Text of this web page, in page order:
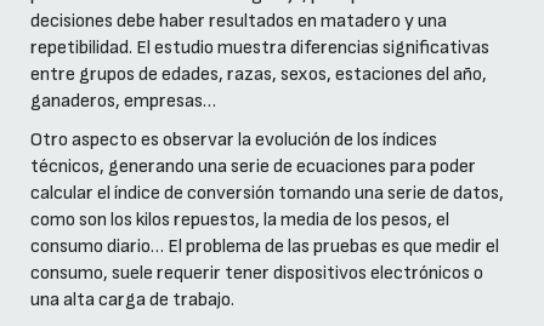
decisiones debe haber resultados en matadero y una
repetibilidad. El estudio muestra diferencias significativas
entre grupos de edades, razas, sexos, estaciones del año,
ganaderos, empresas…
Otro aspecto es observar la evolución de los índices
técnicos, generando una serie de ecuaciones para poder
calcular el índice de conversión tomando una serie de datos,
como son los kilos repuestos, la media de los pesos, el
consumo diario… El problema de las pruebas es que medir el
consumo, suele requerir tener dispositivos electrónicos o
una alta carga de trabajo.